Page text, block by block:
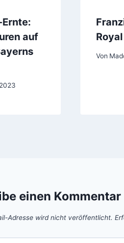
auf
Royal
Von
einen Kommentar
Adresse wird nicht veröffentlicht.